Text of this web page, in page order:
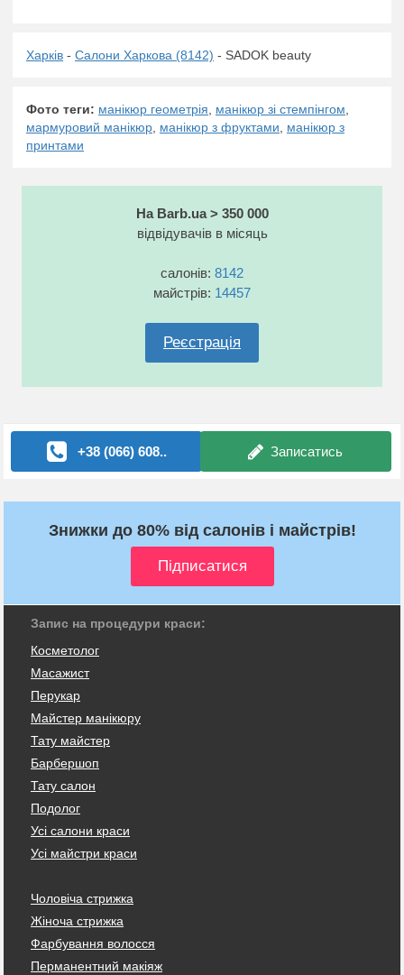
Харків - Салони Харкова (8142) - SADOK beauty
Фото теги: манікюр геометрія, манікюр зі стемпінгом,
мармуровий манікюр, манікюр з фруктами, манікюр з
принтами
На Barb.ua > 350 000
відвідувачів в місяць
салонів: 8142
майстрів: 14457
Реєстрація
+38 (066) 608.. Записатись
Знижки до 80% від салонів і майстрів!
Запис на процедури краси:
Косметолог
Масажист
Перукар
Майстер манікюру
Тату майстер
Барбершоп
Тату салон
Подолог
Усі салони краси
Усі майстри краси
Чоловіча стрижка
Жіноча стрижка
Фарбування волосся
Перманентний макіяж